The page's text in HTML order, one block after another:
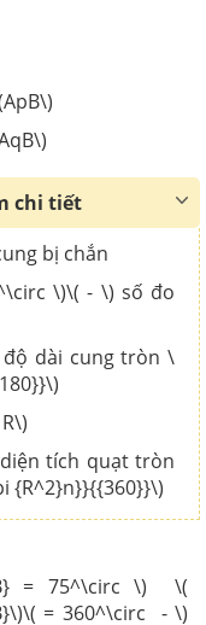
chi tiết
bị chắn
\)\( - \) số đo
dài cung tròn \
tích quạt tròn
{R^2}n}}{{360}}\)
= 75^\circ \) \(
= 360^\circ - \)